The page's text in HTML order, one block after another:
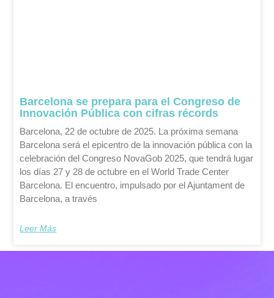
Barcelona se prepara para el Congreso de
Innovación Pública con cifras récords
Barcelona, 22 de octubre de 2025. La próxima semana
Barcelona será el epicentro de la innovación pública con la
celebración del Congreso NovaGob 2025, que tendrá lugar
los días 27 y 28 de octubre en el World Trade Center
Barcelona. El encuentro, impulsado por el Ajuntament de
Barcelona, a través
Leer Más